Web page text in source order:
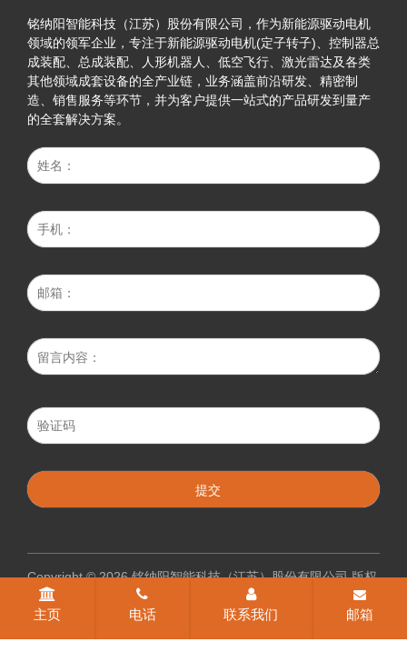
铭纳阳智能科技（江苏）股份有限公司，作为新能源驱动电机
领域的领军企业，专注于新能源驱动电机(定子转子)、控制器总
成装配、总成装配、人形机器人、低空飞行、激光雷达及各类
其他领域成套设备的全产业链，业务涵盖前沿研发、精密制
造、销售服务等环节，并为客户提供一站式的产品研发到量产
的全套解决方案。
Copyright © 2026 铭纳阳智能科技（江苏）股份有限公司 版权
所有
苏ICP备2025153684号-5
网站地图 所有标签
中环
主页 电话 联系我们 邮箱